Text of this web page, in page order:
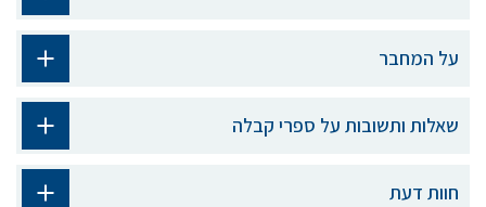
על המחבר
שאלות ותשובות על ספרי קבלה
חוות דעת